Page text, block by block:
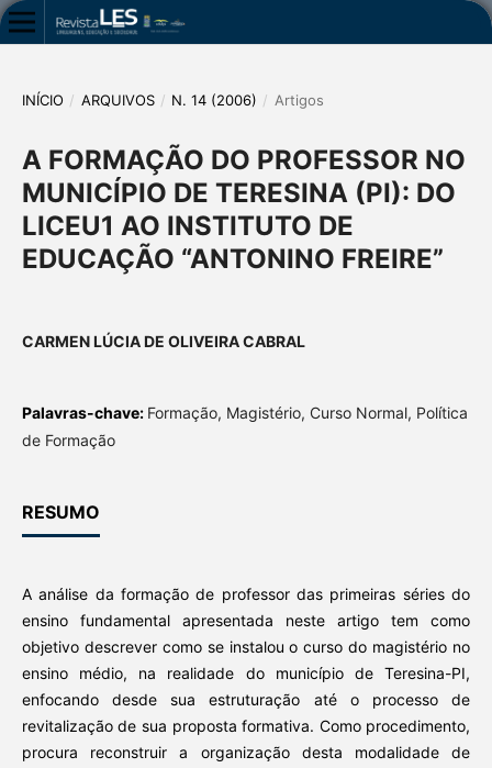
INÍCIO / ARQUIVOS / N. 14 (2006) / Artigos
A FORMAÇÃO DO PROFESSOR NO
MUNICÍPIO DE TERESINA (PI): DO
LICEU1 AO INSTITUTO DE
EDUCAÇÃO “ANTONINO FREIRE”
CARMEN LÚCIA DE OLIVEIRA CABRAL
Palavras-chave: Formação, Magistério, Curso Normal, Política
de Formação
RESUMO
A análise da formação de professor das primeiras séries do
ensino fundamental apresentada neste artigo tem como
objetivo descrever como se instalou o curso do magistério no
ensino médio, na realidade do município de Teresina-PI,
enfocando desde sua estruturação até o processo de
revitalização de sua proposta formativa. Como procedimento,
procura reconstruir a organização desta modalidade de